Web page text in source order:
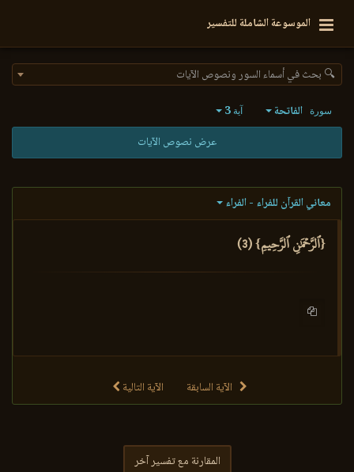
الموسوعة الشاملة للتفسير
🔍 بحث في أسماء السور ونصوص الآيات
سورة الفاتحة آية 3
عرض نصوص الآيات
معاني القرآن للفراء - الفراء
{ٱلرَّحۡمَٰنِ ٱلرَّحِيمِ} (3)
الآية السابقة الآية التالية
المقارنة مع تفسير آخر